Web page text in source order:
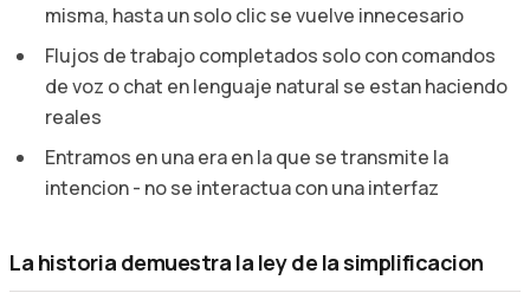
misma, hasta un solo clic se vuelve innecesario
Flujos de trabajo completados solo con comandos
de voz o chat en lenguaje natural se estan haciendo
reales
Entramos en una era en la que se transmite la
intencion - no se interactua con una interfaz
La historia demuestra la ley de la simplificacion